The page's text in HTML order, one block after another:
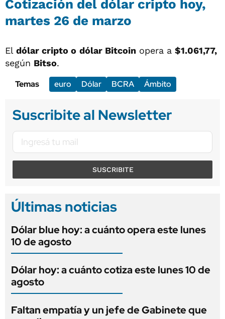
Cotización del dólar cripto hoy,
martes 26 de marzo
El dólar cripto o dólar Bitcoin opera a $1.061,77,
según Bitso.
Temas
euro Dólar BCRA Ámbito
Suscribite al Newsletter
SUSCRIBITE
Últimas noticias
Dólar blue hoy: a cuánto opera este lunes
10 de agosto
Dólar hoy: a cuánto cotiza este lunes 10 de
agosto
Faltan empatía y un jefe de Gabinete que